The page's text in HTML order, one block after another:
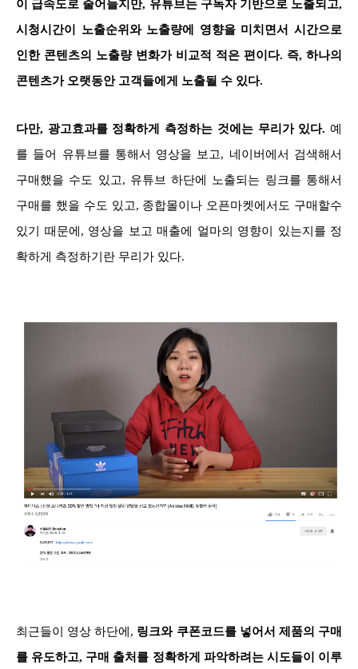
이 급속도로 줄어들지만, 유튜브는 구독자 기반으로 노출되고,
시청시간이 노출순위와 노출량에 영향을 미치면서 시간으로
인한 콘텐츠의 노출량 변화가 비교적 적은 편이다. 즉, 하나의
콘텐츠가 오랫동안 고객들에게 노출될 수 있다.
다만, 광고효과를 정확하게 측정하는 것에는 무리가 있다. 예
를 들어 유튜브를 통해서 영상을 보고, 네이버에서 검색해서
구매했을 수도 있고, 유튜브 하단에 노출되는 링크를 통해서
구매를 했을 수도 있고, 종합몰이나 오픈마켓에서도 구매할수
있기 때문에, 영상을 보고 매출에 얼마의 영향이 있는지를 정
확하게 측정하기란 무리가 있다.
최근들이 영상 하단에, 링크와 쿠폰코드를 넣어서 제품의 구매
를 유도하고, 구매 출처를 정확하게 파악하려는 시도들이 이루